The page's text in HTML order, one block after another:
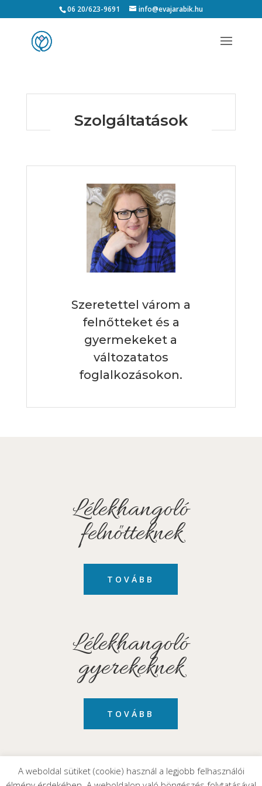
06 20/623-9691 info@evajarabik.hu
Szolgáltatások
Szeretettel várom a
felnőtteket és a
gyermekeket a
változatatos
foglalkozásokon.
Lélekhangoló
felnőtteknek
TOVÁBB
Lélekhangoló
gyerekeknek
TOVÁBB
A weboldal sütiket (cookie) használ a legjobb felhasználói